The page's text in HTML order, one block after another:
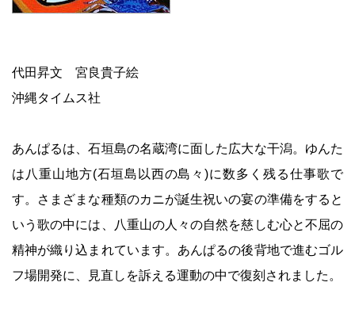
代田昇文 宮良貴子絵
沖縄タイムス社
あんぱるは、石垣島の名蔵湾に面した広大な干潟。ゆんた
は八重山地方(石垣島以西の島々)に数多く残る仕事歌で
す。さまざまな種類のカニが誕生祝いの宴の準備をすると
いう歌の中には、八重山の人々の自然を慈しむ心と不屈の
精神が織り込まれています。あんぱるの後背地で進むゴル
フ場開発に、見直しを訴える運動の中で復刻されました。